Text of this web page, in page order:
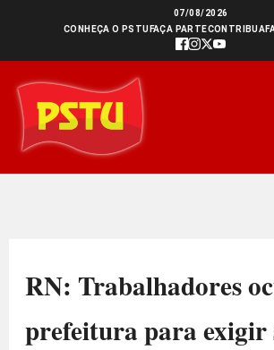
conteúdo
07/08/2026
CONHEÇA O PSTU FAÇA PARTECONTRIBUA
RN: Trabalhadores
prefeitura para exigir